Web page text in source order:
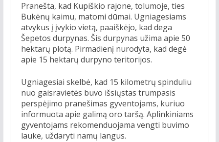
Pranešta, kad Kupiškio rajone, tolumoje, ties
Bukėnų kaimu, matomi dūmai. Ugniagesiams
atvykus į įvykio vietą, paaiškėjo, kad dega
Šepetos durpynas. Šis durpynas užima apie 50
hektarų plotą. Pirmadienį nurodyta, kad degė
apie 15 hektarų durpyno teritorijos.
Ugniagesiai skelbė, kad 15 kilometrų spinduliu
nuo gaisravietės buvo išsiųstas trumpasis
perspėjimo pranešimas gyventojams, kuriuo
informuota apie galimą oro taršą. Aplinkiniams
gyventojams rekomenduojama vengti buvimo
lauke, uždaryti namų langus.